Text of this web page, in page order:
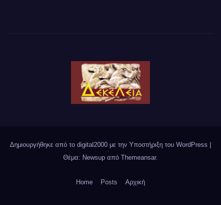
Δημιουργήθηκε από το digital2000 με την Υποστήριξη του WordPress
Θέμα: Newsup από Themeansar.
Home Posts Αρχική